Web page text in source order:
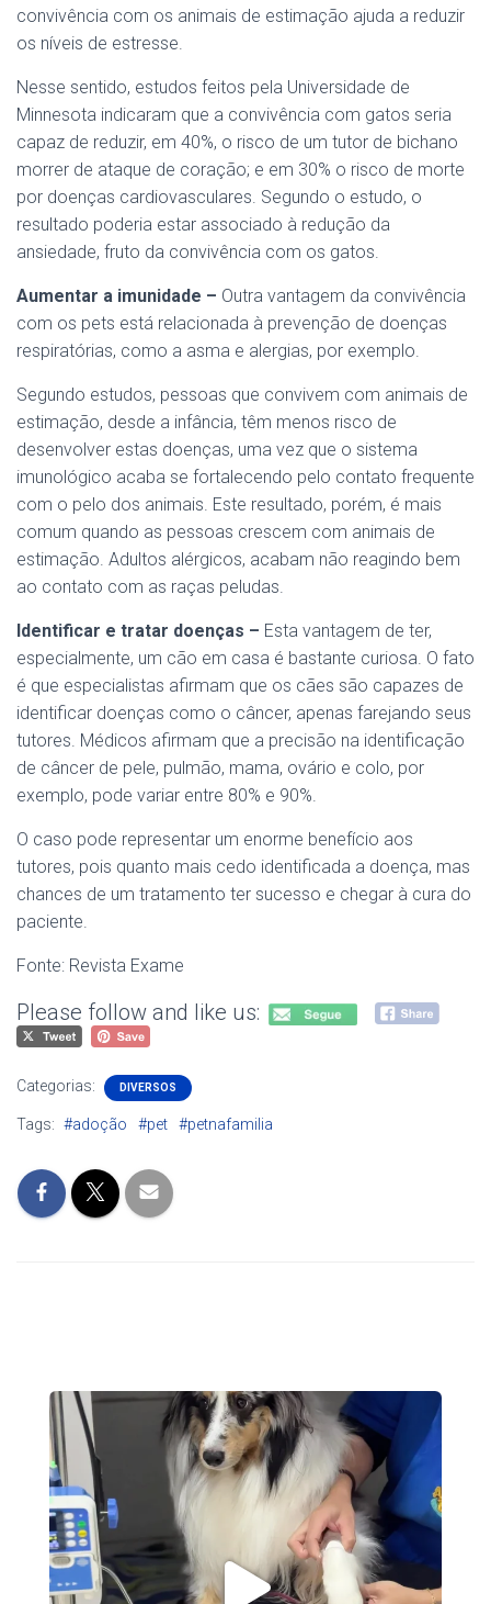
convivência com os animais de estimação ajuda a reduzir
os níveis de estresse.
Nesse sentido, estudos feitos pela Universidade de
Minnesota indicaram que a convivência com gatos seria
capaz de reduzir, em 40%, o risco de um tutor de bichano
morrer de ataque de coração; e em 30% o risco de morte
por doenças cardiovasculares. Segundo o estudo, o
resultado poderia estar associado à redução da
ansiedade, fruto da convivência com os gatos.
Aumentar a imunidade – Outra vantagem da convivência
com os pets está relacionada à prevenção de doenças
respiratórias, como a asma e alergias, por exemplo.
Segundo estudos, pessoas que convivem com animais de
estimação, desde a infância, têm menos risco de
desenvolver estas doenças, uma vez que o sistema
imunológico acaba se fortalecendo pelo contato frequente
com o pelo dos animais. Este resultado, porém, é mais
comum quando as pessoas crescem com animais de
estimação. Adultos alérgicos, acabam não reagindo bem
ao contato com as raças peludas.
Identificar e tratar doenças – Esta vantagem de ter,
especialmente, um cão em casa é bastante curiosa. O fato
é que especialistas afirmam que os cães são capazes de
identificar doenças como o câncer, apenas farejando seus
tutores. Médicos afirmam que a precisão na identificação
de câncer de pele, pulmão, mama, ovário e colo, por
exemplo, pode variar entre 80% e 90%.
O caso pode representar um enorme benefício aos
tutores, pois quanto mais cedo identificada a doença, mas
chances de um tratamento ter sucesso e chegar à cura do
paciente.
Fonte: Revista Exame
Please follow and like us:
Categorias: DIVERSOS
Tags: #adoção #pet #petnafamilia